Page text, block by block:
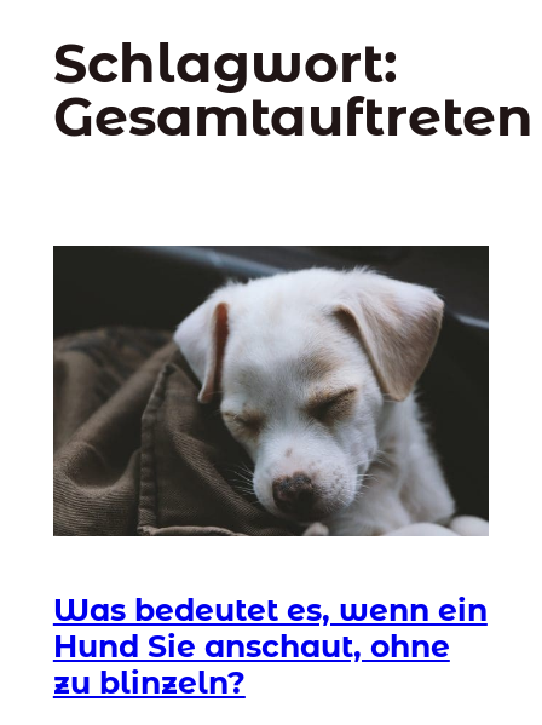
Schlagwort:
Gesamtauftreten
Was bedeutet es, wenn ein
Hund Sie anschaut, ohne
zu blinzeln?